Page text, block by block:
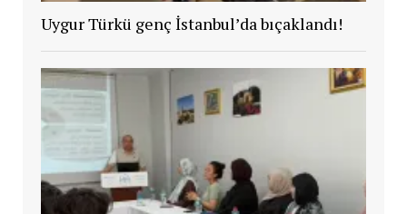
Uygur Türkü genç İstanbul’da bıçaklandı!